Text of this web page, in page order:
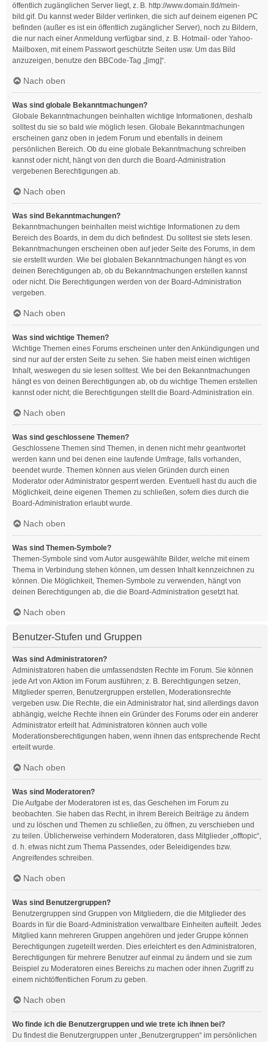
öffentlich zugänglichen Server liegt, z. B. http://www.domain.tld/mein-
bild.gif. Du kannst weder Bilder verlinken, die sich auf deinem eigenen PC
befinden (außer es ist ein öffentlich zugänglicher Server), noch zu Bildern,
die nur nach einer Anmeldung verfügbar sind, z. B. Hotmail- oder Yahoo-
Mailboxen, mit einem Passwort geschützte Seiten usw. Um das Bild
anzuzeigen, benutze den BBCode-Tag „[img]“.
Nach oben
Was sind globale Bekanntmachungen?
Globale Bekanntmachungen beinhalten wichtige Informationen, deshalb
solltest du sie so bald wie möglich lesen. Globale Bekanntmachungen
erscheinen ganz oben in jedem Forum und ebenfalls in deinem
persönlichen Bereich. Ob du eine globale Bekanntmachung schreiben
kannst oder nicht, hängt von den durch die Board-Administration
vergebenen Berechtigungen ab.
Nach oben
Was sind Bekanntmachungen?
Bekanntmachungen beinhalten meist wichtige Informationen zu dem
Bereich des Boards, in dem du dich befindest. Du solltest sie stets lesen.
Bekanntmachungen erscheinen oben auf jeder Seite des Forums, in dem
sie erstellt wurden. Wie bei globalen Bekanntmachungen hängt es von
deinen Berechtigungen ab, ob du Bekanntmachungen erstellen kannst
oder nicht. Die Berechtigungen werden von der Board-Administration
vergeben.
Nach oben
Was sind wichtige Themen?
Wichtige Themen eines Forums erscheinen unter den Ankündigungen und
sind nur auf der ersten Seite zu sehen. Sie haben meist einen wichtigen
Inhalt, weswegen du sie lesen solltest. Wie bei den Bekanntmachungen
hängt es von deinen Berechtigungen ab, ob du wichtige Themen erstellen
kannst oder nicht; die Berechtigungen stellt die Board-Administration ein.
Nach oben
Was sind geschlossene Themen?
Geschlossene Themen sind Themen, in denen nicht mehr geantwortet
werden kann und bei denen eine laufende Umfrage, falls vorhanden,
beendet wurde. Themen können aus vielen Gründen durch einen
Moderator oder Administrator gesperrt werden. Eventuell hast du auch die
Möglichkeit, deine eigenen Themen zu schließen, sofern dies durch die
Board-Administration erlaubt wurde.
Nach oben
Was sind Themen-Symbole?
Themen-Symbole sind vom Autor ausgewählte Bilder, welche mit einem
Thema in Verbindung stehen können, um dessen Inhalt kennzeichnen zu
können. Die Möglichkeit, Themen-Symbole zu verwenden, hängt von
deinen Berechtigungen ab, die die Board-Administration gesetzt hat.
Nach oben
Benutzer-Stufen und Gruppen
Was sind Administratoren?
Administratoren haben die umfassendsten Rechte im Forum. Sie können
jede Art von Aktion im Forum ausführen; z. B. Berechtigungen setzen,
Mitglieder sperren, Benutzergruppen erstellen, Moderationsrechte
vergeben usw. Die Rechte, die ein Administrator hat, sind allerdings davon
abhängig, welche Rechte ihnen ein Gründer des Forums oder ein anderer
Administrator erteilt hat. Administratoren können auch volle
Moderationsberechtigungen haben, wenn ihnen das entsprechende Recht
erteilt wurde.
Nach oben
Was sind Moderatoren?
Die Aufgabe der Moderatoren ist es, das Geschehen im Forum zu
beobachten. Sie haben das Recht, in ihrem Bereich Beiträge zu ändern
und zu löschen und Themen zu schließen, zu öffnen, zu verschieben und
zu teilen. Üblicherweise verhindern Moderatoren, dass Mitglieder „offtopic“,
d. h. etwas nicht zum Thema Passendes, oder Beleidigendes bzw.
Angreifendes schreiben.
Nach oben
Was sind Benutzergruppen?
Benutzergruppen sind Gruppen von Mitgliedern, die die Mitglieder des
Boards in für die Board-Administration verwaltbare Einheiten aufteilt. Jedes
Mitglied kann mehreren Gruppen angehören und jeder Gruppe können
Berechtigungen zugeteilt werden. Dies erleichtert es den Administratoren,
Berechtigungen für mehrere Benutzer auf einmal zu ändern und sie zum
Beispiel zu Moderatoren eines Bereichs zu machen oder ihnen Zugriff zu
einem nichtöffentlichen Forum zu geben.
Nach oben
Wo finde ich die Benutzergruppen und wie trete ich ihnen bei?
Du findest die Benutzergruppen unter „Benutzergruppen“ im persönlichen